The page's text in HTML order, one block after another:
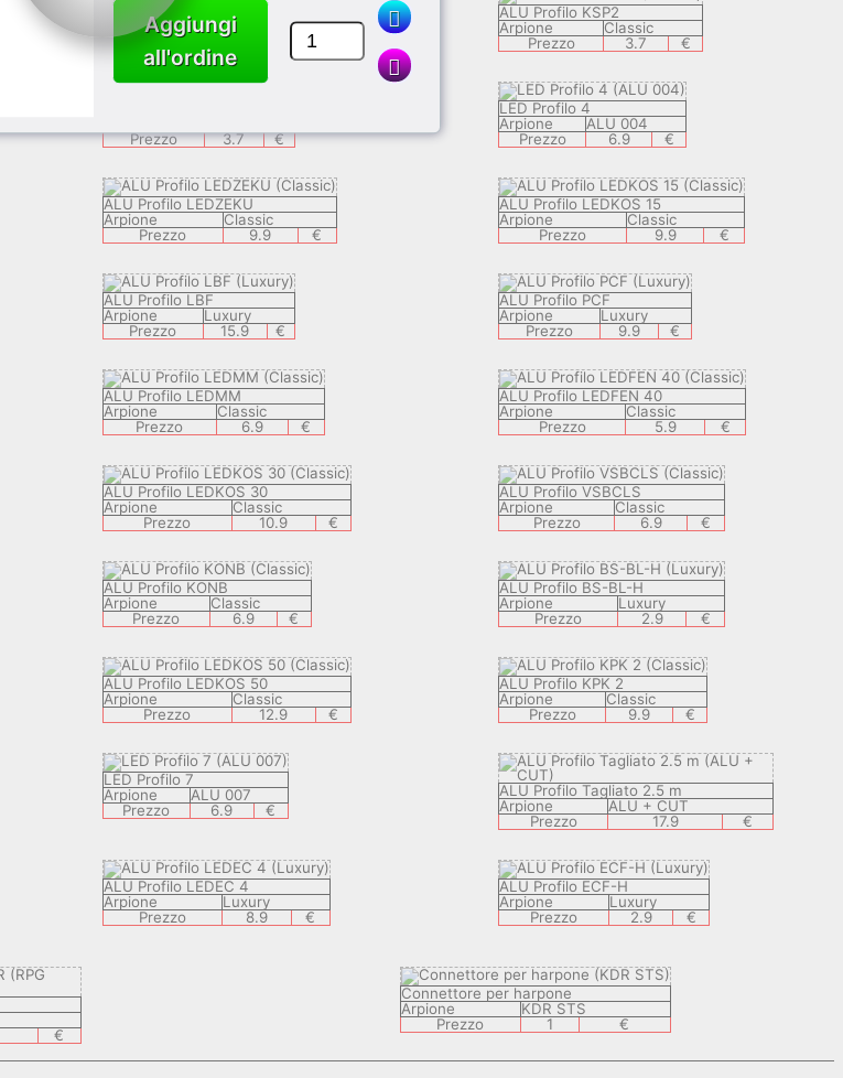
ALU Profilo KSP1
Arpione
Classic
Prezzo
3.7
ALU Profilo KSP2
Arpione
Classic
Prezzo
3.7 €
Prezzo
3.7 €
LED Profilo 4
Arpione
ALU 004
Prezzo
6.9 €
ALU Profilo LEDZEKU
Arpione
Classic
Prezzo
9.9 €
ALU Profilo LEDKOS 15
Arpione
Classic
Prezzo
9.9 €
ALU Profilo LBF
Arpione
Luxury
Prezzo
15.9 €
ALU Profilo PCF
Arpione
Luxury
Prezzo
9.9 €
ALU Profilo LEDMM
Arpione
Classic
Prezzo
6.9 €
ALU Profilo LEDFEN 40
Arpione
Classic
Prezzo
5.9 €
ALU Profilo LEDKOS 30
Arpione
Classic
Prezzo
10.9 €
ALU Profilo VSBCLS
Arpione
Classic
Prezzo
6.9 €
ALU Profilo KONB
Arpione
Classic
Prezzo
6.9 €
ALU Profilo BS-BL-H
Arpione
Luxury
Prezzo
2.9 €
ALU Profilo LEDKOS 50
Arpione
Classic
Prezzo
12.9 €
ALU Profilo KPK 2
Arpione
Classic
Prezzo
9.9 €
LED Profilo 7
Arpione
ALU 007
Prezzo
6.9 €
ALU Profilo Tagliato 2.5 m
Arpione
ALU + CUT
Prezzo
17.9 €
ALU Profilo LEDEC 4
Arpione
Luxury
Prezzo
8.9 €
ALU Profilo ECF-H
Arpione
Luxury
Prezzo
2.9 €
€
Connettore per harpone
Arpione
KDR STS
Prezzo
1 €
Aggiungi
all'ordine